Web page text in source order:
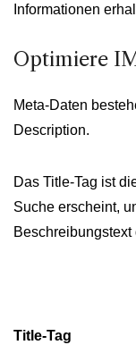
Informationen
Optimiere
Meta-Daten
Description.
Das Title-Tag ist
Suche erscheint,
Beschreibungstext
Title-Tag